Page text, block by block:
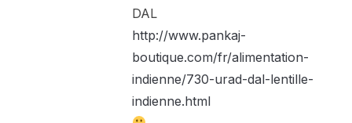
DAL
http://www.pankaj-
boutique.com/fr/alimentation-
indienne/730-urad-dal-lentille-
indienne.html